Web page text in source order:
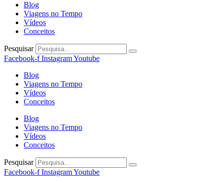
Blog
Viagens no Tempo
Vídeos
Conceitos
Pesquisar
Facebook-f InstagramYoutube
Blog
Viagens no Tempo
Vídeos
Conceitos
Blog
Viagens no Tempo
Vídeos
Conceitos
Pesquisar
Facebook-f InstagramYoutube